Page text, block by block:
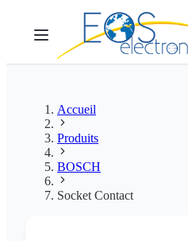
Accueil
Produits
BOSCH
Socket Contact